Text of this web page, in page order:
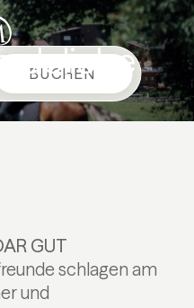
& Angebote
DEEN
BUCHEN
GUT
schlagen am
und